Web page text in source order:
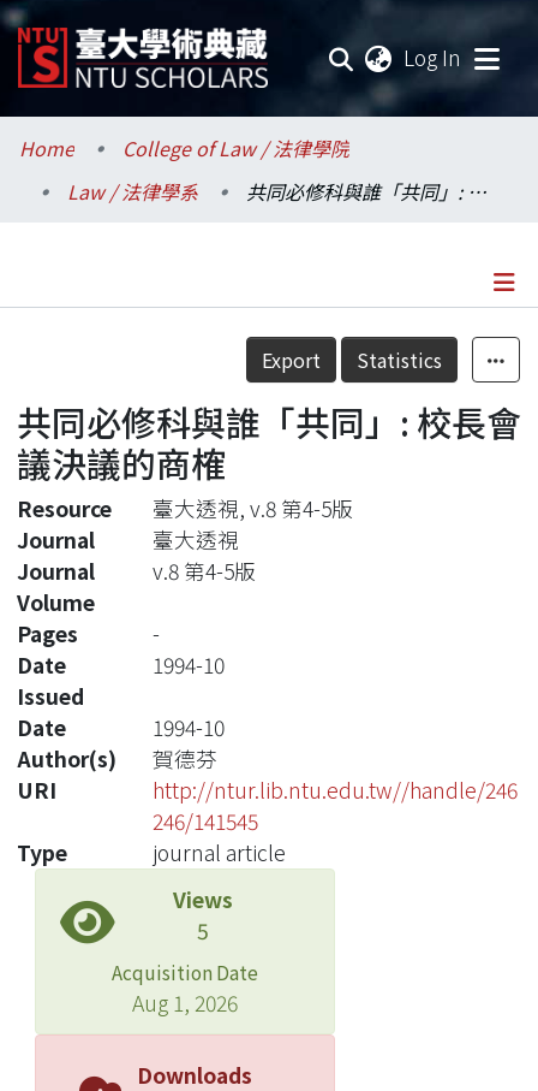
Log In
Communities & Collections
Research Outputs
Statistics
Home
College of Law / 法律學院
Law / 法律學系
共同必修科與誰「共同」: 校長會議決議的商榷
Details
Export Statistics
共同必修科與誰「共同」: 校長會
議決議的商榷
Resource
臺大透視, v.8 第4-5版
Journal
臺大透視
Journal
Volume
v.8 第4-5版
Pages
-
Date
Issued
1994-10
Date
1994-10
Author(s)
賀德芬
URI
http://ntur.lib.ntu.edu.tw//handle/246
246/141545
Type
journal article
Views
5
Acquisition Date
Aug 1, 2026
Downloads